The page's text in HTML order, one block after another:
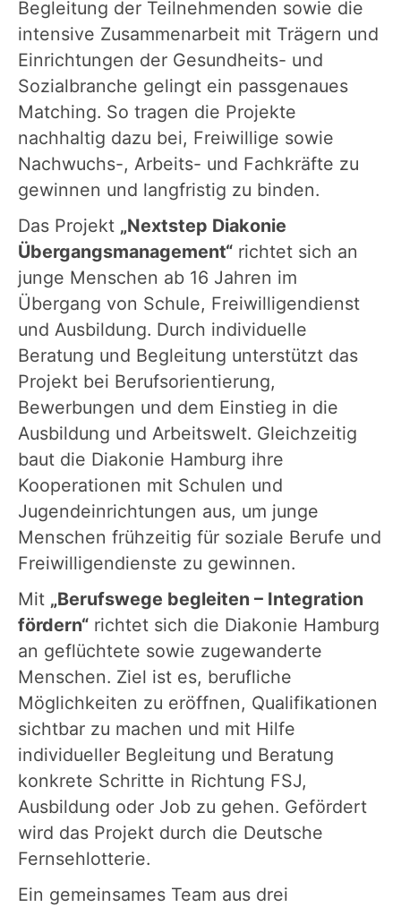
Begleitung der Teilnehmenden sowie die
intensive Zusammenarbeit mit Trägern und
Einrichtungen der Gesundheits- und
Sozialbranche gelingt ein passgenaues
Matching. So tragen die Projekte
nachhaltig dazu bei, Freiwillige sowie
Nachwuchs-, Arbeits- und Fachkräfte zu
gewinnen und langfristig zu binden.
Das Projekt „Nextstep Diakonie
Übergangsmanagement“ richtet sich an
junge Menschen ab 16 Jahren im
Übergang von Schule, Freiwilligendienst
und Ausbildung. Durch individuelle
Beratung und Begleitung unterstützt das
Projekt bei Berufsorientierung,
Bewerbungen und dem Einstieg in die
Ausbildung und Arbeitswelt. Gleichzeitig
baut die Diakonie Hamburg ihre
Kooperationen mit Schulen und
Jugendeinrichtungen aus, um junge
Menschen frühzeitig für soziale Berufe und
Freiwilligendienste zu gewinnen.
Mit „Berufswege begleiten – Integration
fördern“ richtet sich die Diakonie Hamburg
an geflüchtete sowie zugewanderte
Menschen. Ziel ist es, berufliche
Möglichkeiten zu eröffnen, Qualifikationen
sichtbar zu machen und mit Hilfe
individueller Begleitung und Beratung
konkrete Schritte in Richtung FSJ,
Ausbildung oder Job zu gehen. Gefördert
wird das Projekt durch die Deutsche
Fernsehlotterie.
Ein gemeinsames Team aus drei